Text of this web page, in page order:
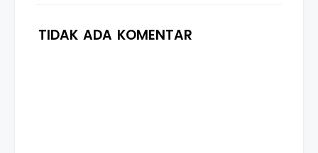
TIDAK ADA KOMENTAR